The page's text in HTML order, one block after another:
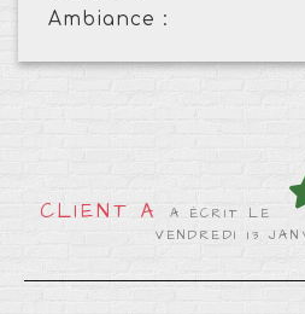
Ambiance :
CLIENT A
A ÉCRIT LE
VENDREDI 13